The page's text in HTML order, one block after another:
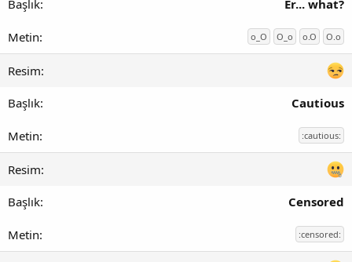
Er... what?
o_O O_o o.O O.o
Cautious
:cautious:
Censored
:censored: